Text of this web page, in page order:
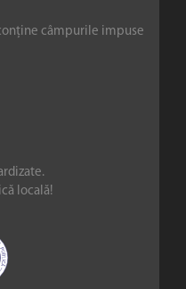
câmpurile impuse
locală!